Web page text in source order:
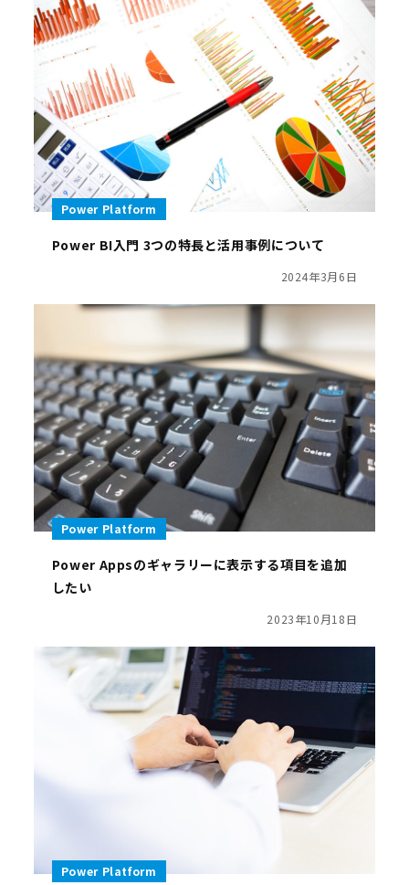
Power Platform
Power BI入門 3つの特長と活用事例について
2024年3月6日
Power Platform
Power Appsのギャラリーに表示する項目を追加
したい
2023年10月18日
Power Platform